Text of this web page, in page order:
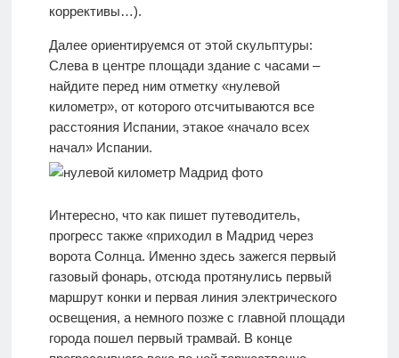
коррективы…).
Далее ориентируемся от этой скульптуры:
Слева в центре площади здание с часами –
найдите перед ним отметку «нулевой
километр», от которого отсчитываются все
расстояния Испании, этакое «начало всех
начал» Испании.
Интересно, что как пишет путеводитель,
прогресс также «приходил в Мадрид через
ворота Солнца. Именно здесь зажегся первый
газовый фонарь, отсюда протянулись первый
маршрут конки и первая линия электрического
освещения, а немного позже с главной площади
города пошел первый трамвай. В конце